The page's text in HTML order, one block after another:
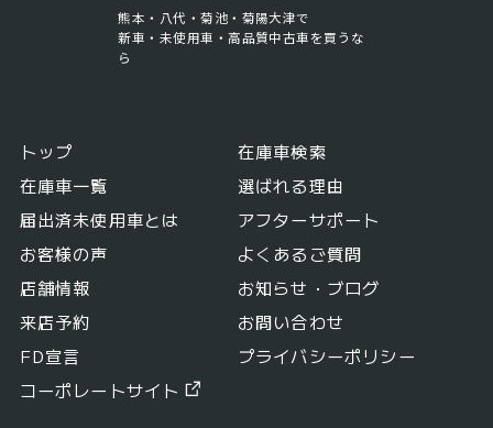
熊本・八代・菊池・菊陽大津で
新車・未使用車・高品質中古車を買うな
ら
トップ
在庫車検索
在庫車一覧
選ばれる理由
届出済未使用車とは
アフターサポート
お客様の声
よくあるご質問
店舗情報
お知らせ・ブログ
来店予約
お問い合わせ
FD宣言
プライバシーポリシー
コーポレートサイト